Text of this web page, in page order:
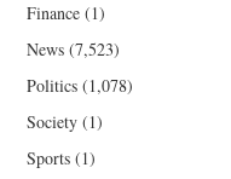
Finance (1)
News (7,523)
Politics (1,078)
Society (1)
Sports (1)